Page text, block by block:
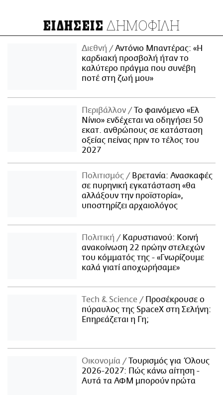
ΕΙΔΗΣΕΙΣ ΔΗΜΟΦΙΛΗ
Διεθνή
Αντόνιο Μπαντέρας: «Η
καρδιακή προσβολή ήταν το
καλύτερο πράγμα που συνέβη
ποτέ στη ζωή μου»
Περιβάλλον
Το φαινόμενο «Ελ
Νίνιο» ενδέχεται να οδηγήσει 50
εκατ. ανθρώπους σε κατάσταση
οξείας πείνας πριν το τέλος του
2027
Πολιτισμός
Βρετανία: Ανασκαφές
σε πυρηνική εγκατάσταση «θα
αλλάξουν την προϊστορία»,
υποστηρίζει αρχαιολόγος
Πολιτική
Καρυστιανού: Κοινή
ανακοίνωση 22 πρώην στελεχών
του κόμματός της - «Γνωρίζουμε
καλά γιατί αποχωρήσαμε»
Τech & Science
Προσέκρουσε ο
πύραυλος της SpaceX στη Σελήνη:
Επηρεάζεται η Γη;
Οικονομία
Τουρισμός για Όλους
2026-2027: Πώς κάνω αίτηση -
Αυτά τα ΑΦΜ μπορούν πρώτα